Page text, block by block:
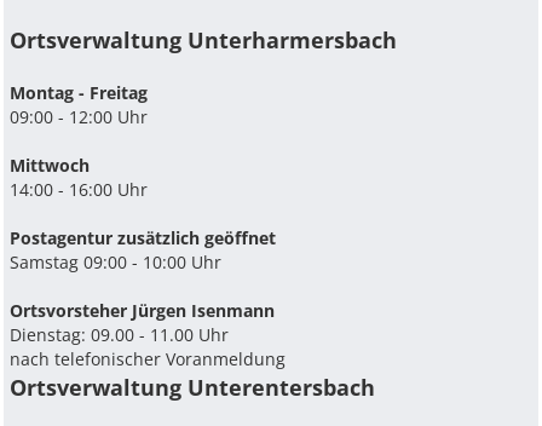
Ortsverwaltung Unterharmersbach
Montag - Freitag
09:00 - 12:00 Uhr
Mittwoch
14:00 - 16:00 Uhr
Postagentur zusätzlich geöffnet
Samstag 09:00 - 10:00 Uhr
Ortsvorsteher Jürgen Isenmann
Dienstag: 09.00 - 11.00 Uhr
nach telefonischer Voranmeldung
Ortsverwaltung Unterentersbach